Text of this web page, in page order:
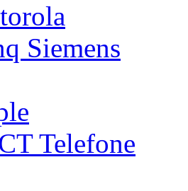
Siemens
Telefone